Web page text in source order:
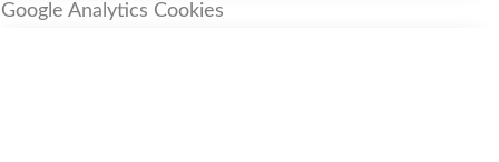
Google Analytics Cookies